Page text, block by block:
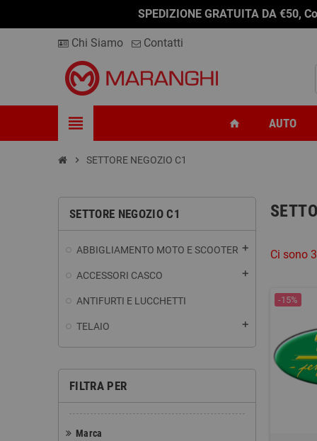
SPEDIZIONE GRATUITA DA €50,
Chi Siamo Contatti
view_headline home AUTO
chevron_right SETTORE NEGOZIO C1
SETTORE NEGOZIO C1
ABBIGLIAMENTO MOTO E SCOOTER add
ACCESSORI CASCO add
ANTIFURTI E LUCCHETTI
TELAIO add
FILTRA PER
Marca
Ci sono
-15%